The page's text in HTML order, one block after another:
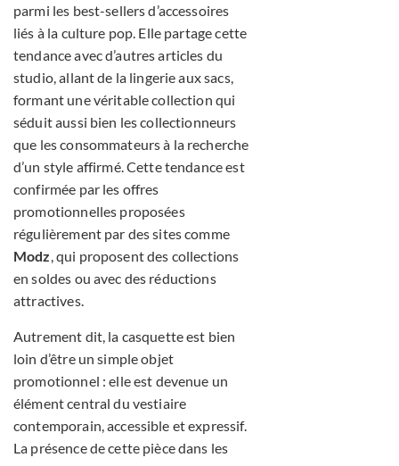
parmi les best-sellers d’accessoires
liés à la culture pop. Elle partage cette
tendance avec d’autres articles du
studio, allant de la lingerie aux sacs,
formant une véritable collection qui
séduit aussi bien les collectionneurs
que les consommateurs à la recherche
d’un style affirmé. Cette tendance est
confirmée par les offres
promotionnelles proposées
régulièrement par des sites comme
Modz , qui proposent des collections
en soldes ou avec des réductions
attractives.
Autrement dit, la casquette est bien
loin d’être un simple objet
promotionnel : elle est devenue un
élément central du vestiaire
contemporain, accessible et expressif.
La présence de cette pièce dans les